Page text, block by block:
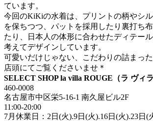
ています。
今回のKiKiの水着は、プリントの柄やシ
を保ちつつ、パットを採用したり裏打ち
たり、日本人の体形に合わせたディテー
考えてデザインしています。
可愛いだけじゃない、こだわりの詰まっ
店頭にてご覧くださいませ＊
SELECT SHOP la villa ROUGE（ラ ヴィ
460-0008
名古屋市中区栄5-16-1 南久屋ビル2F
11:00-20:00
7月休業日：2日(火).9日(火).16日(火).23日(